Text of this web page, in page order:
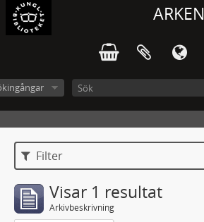
ARKEN
Filter
Visar 1 resultat
Arkivbeskrivning